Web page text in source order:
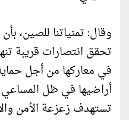
وقال: تمنياتنا للصين،
تحقق انتصارات قريبة
في معاركها من أجل
أراضيها في ظل المساعي
تستهدف زعزعة الأمن